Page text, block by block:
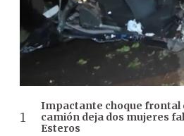
Impactante choque frontal
camión deja dos mujeres
Esteros